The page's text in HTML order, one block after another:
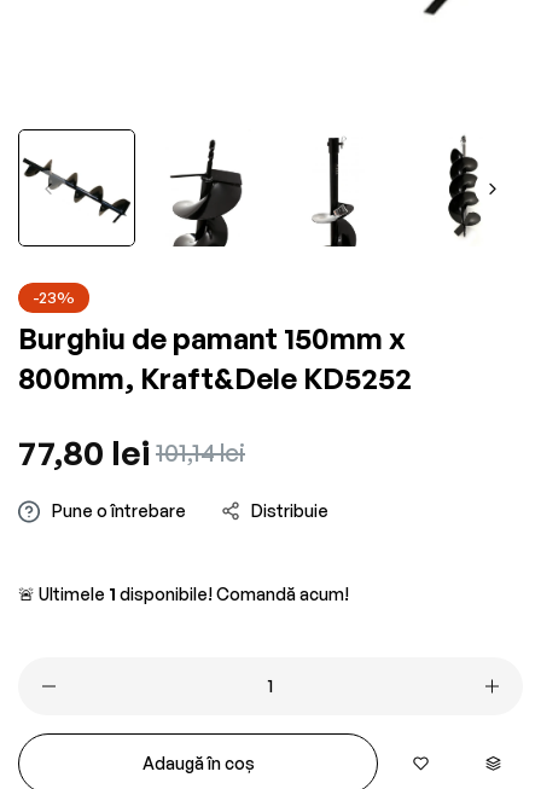
-23%
Burghiu de pamant 150mm x
800mm, Kraft&Dele KD5252
Preț
obișnuit
77,80 lei Preț
redus
101,14 lei
Pune o întrebare Distribuie
🚨 Ultimele 1 disponibile! Comandă acum!
Adaugă în coș